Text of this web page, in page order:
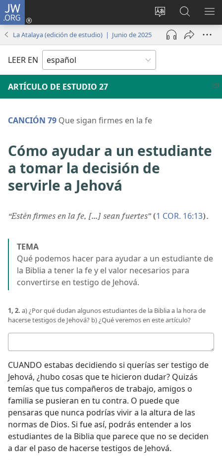
JW.ORG
Cambiar
idioma
del sitio
Iniciar
sesión
(abre
nueva
en
jw.org
La Atalaya (edición de estudio) | Junio de 2025
LEER EN
ARTÍCULO DE ESTUDIO 27
CANCIÓN 79 Que sigan firmes en la fe
Cómo ayudar a un estudiante
a tomar la decisión de
servirle a Jehová
“Estén firmes en la fe, [...] sean fuertes”(1 COR. 16:13).
TEMA
Qué podemos hacer para ayudar a un estudiante de
la Biblia a tener la fe y el valor necesarios para
convertirse en testigo de Jehová.
1, 2. a) ¿Por qué dudan algunos estudiantes de la Biblia a la hora de
hacerse testigos de Jehová? b) ¿Qué veremos en este artículo?
CUANDO estabas decidiendo si querías ser testigo de
Jehová, ¿hubo cosas que te hicieron dudar? Quizás
temías que tus compañeros de trabajo, amigos o
familia se pusieran en tu contra. O puede que
pensaras que nunca podrías vivir a la altura de las
normas de Dios. Si fue así, podrás entender a los
estudiantes de la Biblia que parece que no se deciden
a dar el paso de hacerse testigos de Jehová.